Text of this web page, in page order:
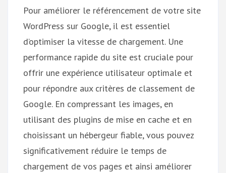
Pour améliorer le référencement de votre site
WordPress sur Google, il est essentiel
d’optimiser la vitesse de chargement. Une
performance rapide du site est cruciale pour
offrir une expérience utilisateur optimale et
pour répondre aux critères de classement de
Google. En compressant les images, en
utilisant des plugins de mise en cache et en
choisissant un hébergeur fiable, vous pouvez
significativement réduire le temps de
chargement de vos pages et ainsi améliorer